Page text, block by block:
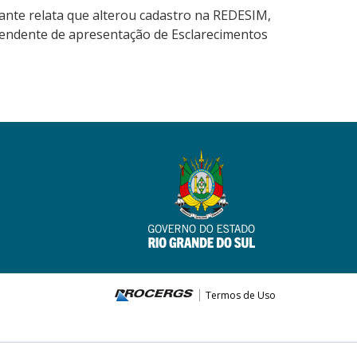
relata que alterou cadastro na REDESIM,
de apresentação de Esclarecimentos
Termos de Uso